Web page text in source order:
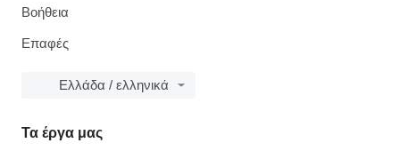
Βοήθεια
Επαφές
Ελλάδα / ελληνικά
Τα έργα μας